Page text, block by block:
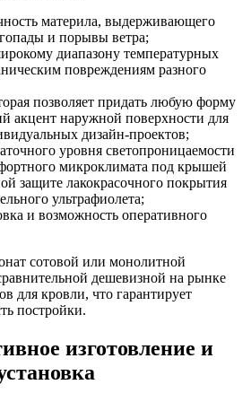
материла, выдерживающего
и порывы ветра;
диапазону температурных
повреждениям разного
позволяет придать любую форму
акцент наружной поверхности для
дизайн-проектов;
уровня светопроницаемости
микроклимата под крышей
защите лакокрасочного покрытия
ультрафиолета;
и возможность оперативного
сотовой или монолитной
дешевизной на рынке
для кровли, что гарантирует
постройки.
изготовление и